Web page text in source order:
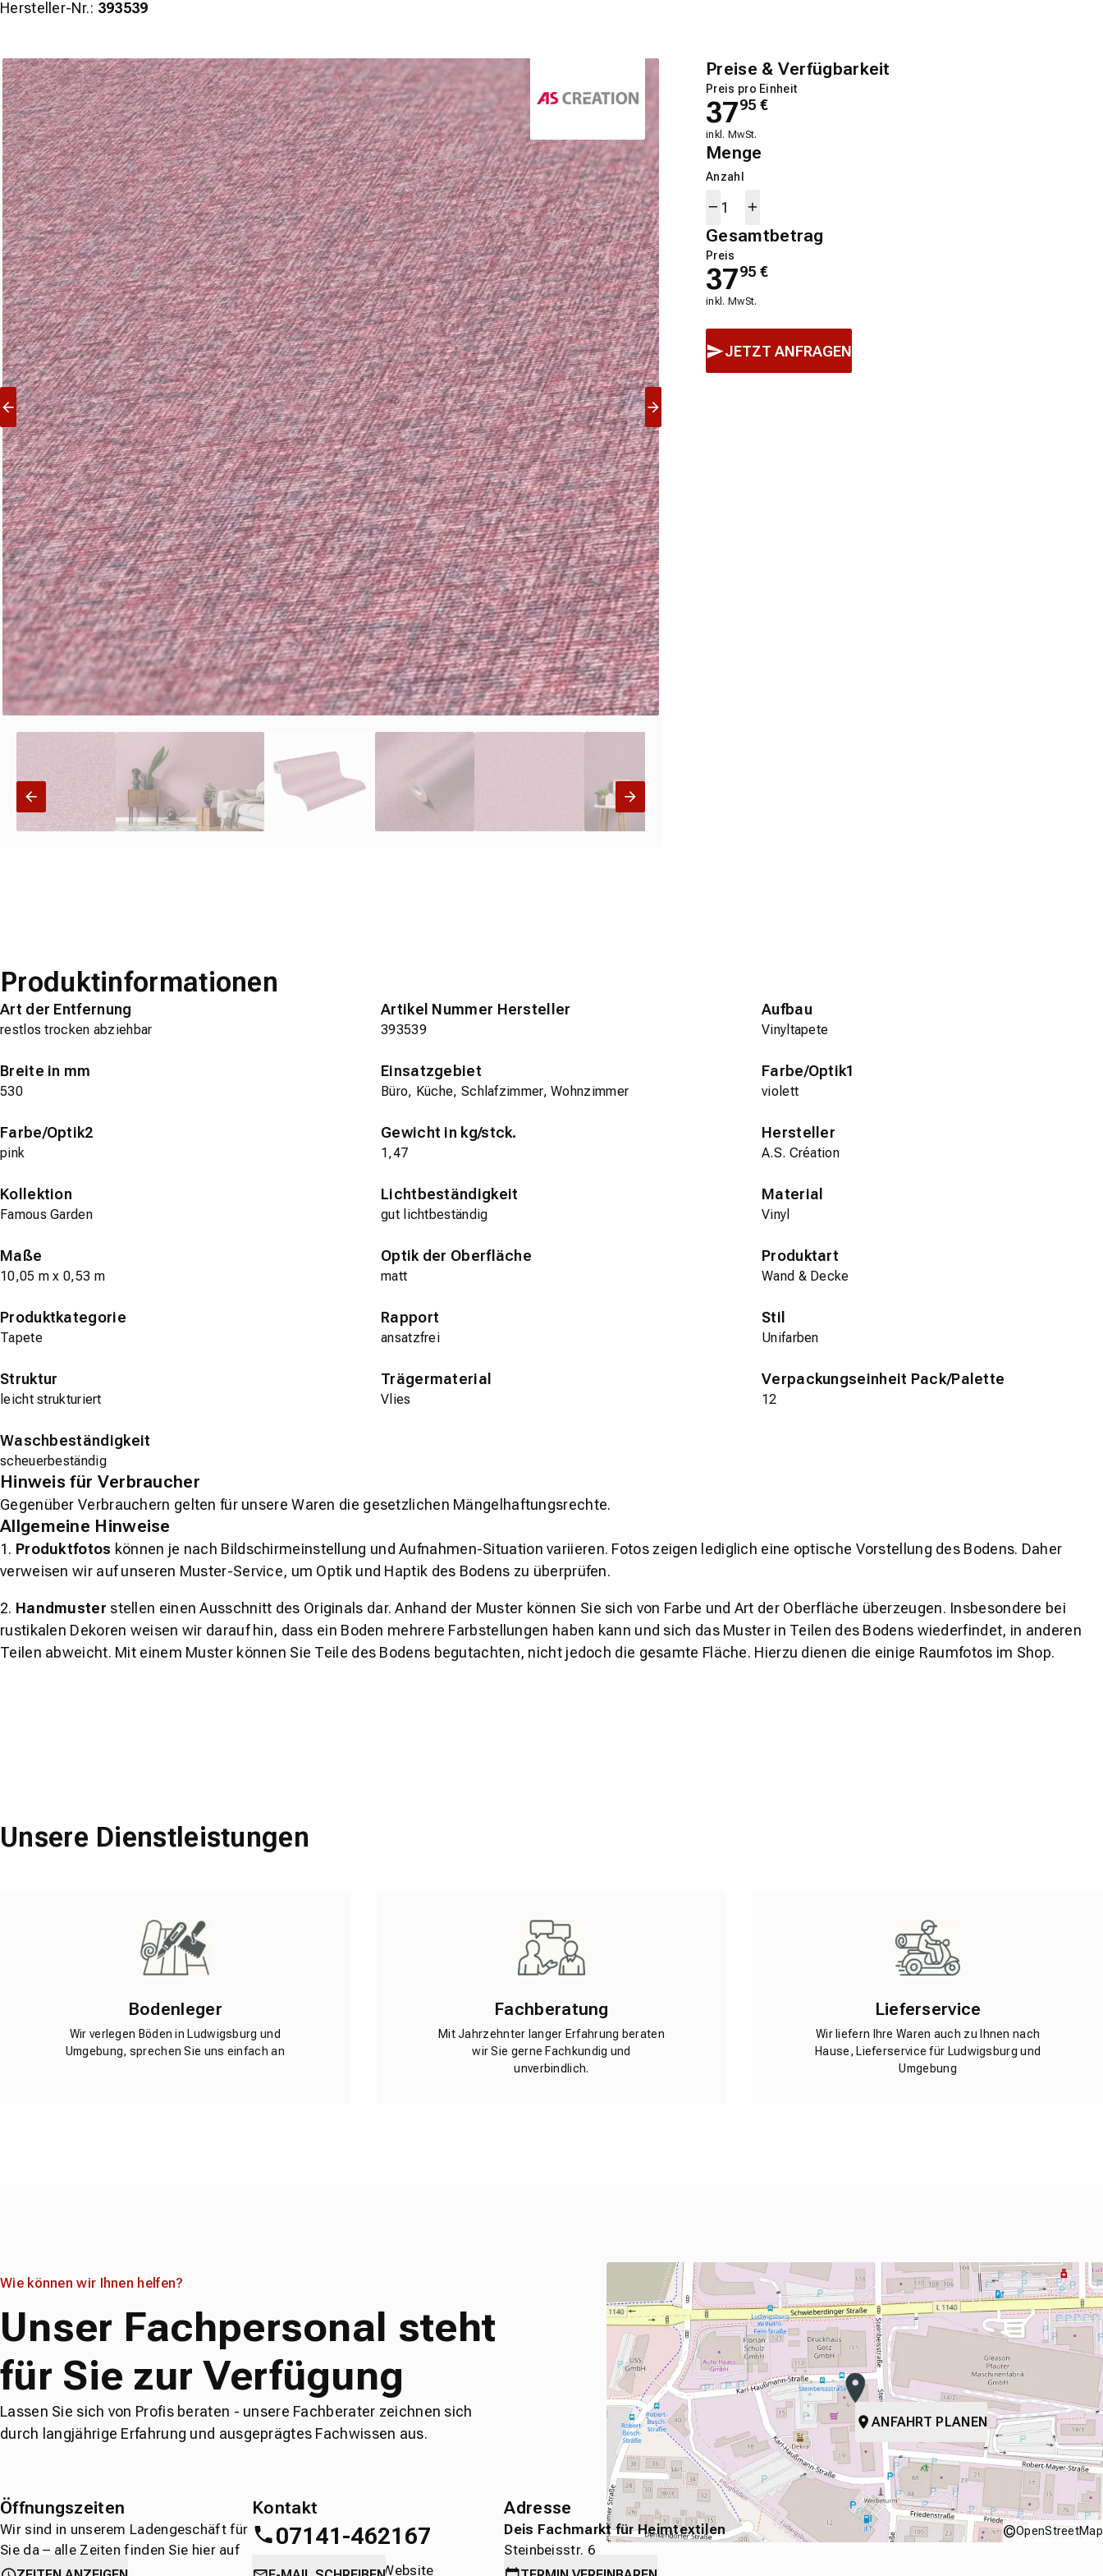
Hersteller-Nr.: 393539
Preise & Verfügbarkeit
Preis pro Einheit
3795 €
inkl. MwSt.
Menge
Anzahl
Gesamtbetrag
Preis
3795 €
inkl. MwSt.
JETZT ANFRAGEN
Produktinformationen
Art der Entfernung
restlos trocken abziehbar
Artikel Nummer Hersteller
393539
Aufbau
Vinyltapete
Breite in mm
530
Einsatzgebiet
Büro, Küche, Schlafzimmer, Wohnzimmer
Farbe/Optik1
violett
Farbe/Optik2
pink
Gewicht in kg/stck.
1,47
Hersteller
A.S. Création
Kollektion
Famous Garden
Lichtbeständigkeit
gut lichtbeständig
Material
Vinyl
Maße
10,05 m x 0,53 m
Optik der Oberfläche
matt
Produktart
Wand & Decke
Produktkategorie
Tapete
Rapport
ansatzfrei
Stil
Unifarben
Struktur
leicht strukturiert
Trägermaterial
Vlies
Verpackungseinheit Pack/Palette
12
Waschbeständigkeit
scheuerbeständig
Hinweis für Verbraucher
Gegenüber Verbrauchern gelten für unsere Waren die gesetzlichen Mängelhaftungsrechte.
Allgemeine Hinweise
1. Produktfotos können je nach Bildschirmeinstellung und Aufnahmen-Situation variieren. Fotos zeigen lediglich eine optische Vorstellung des Bodens. Daher
verweisen wir auf unseren Muster-Service, um Optik und Haptik des Bodens zu überprüfen.
2. Handmuster stellen einen Ausschnitt des Originals dar. Anhand der Muster können Sie sich von Farbe und Art der Oberfläche überzeugen. Insbesondere bei
rustikalen Dekoren weisen wir darauf hin, dass ein Boden mehrere Farbstellungen haben kann und sich das Muster in Teilen des Bodens wiederfindet, in anderen
Teilen abweicht. Mit einem Muster können Sie Teile des Bodens begutachten, nicht jedoch die gesamte Fläche. Hierzu dienen die einige Raumfotos im Shop.
Unsere Dienstleistungen
Bodenleger
Wir verlegen Böden in Ludwigsburg und
Umgebung, sprechen Sie uns einfach an
Fachberatung
Mit Jahrzehnter langer Erfahrung beraten
wir Sie gerne Fachkundig und
unverbindlich.
Lieferservice
Wir liefern Ihre Waren auch zu Ihnen nach
Hause, Lieferservice für Ludwigsburg und
Umgebung
Wie können wir Ihnen helfen?
Unser Fachpersonal steht
für Sie zur Verfügung
Lassen Sie sich von Profis beraten - unsere Fachberater zeichnen sich
durch langjährige Erfahrung und ausgeprägtes Fachwissen aus.
Öffnungszeiten
Wir sind in unserem Ladengeschäft für
Sie da – alle Zeiten finden Sie hier auf
einen Blick.
Kontakt
07141-462167
oderdirekt über die Website
Adresse
Deis Fachmarkt für Heimtextilen
Steinbeisstr. 6
71636 Ludwigsburg
ANFAHRT PLANEN
©OpenStreetMap